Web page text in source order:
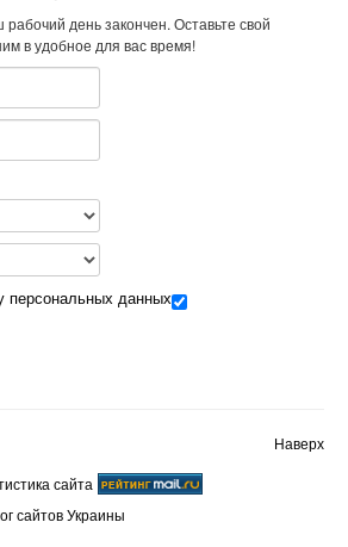
день закончен. Оставьте свой
в удобное для вас время!
персональных данных
Наверх